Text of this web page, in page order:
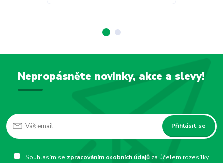
Nepropásněte novinky, akce a slevy!
Přihlásit se
Souhlasím se zpracováním osobních údajů za účelem rozesílky